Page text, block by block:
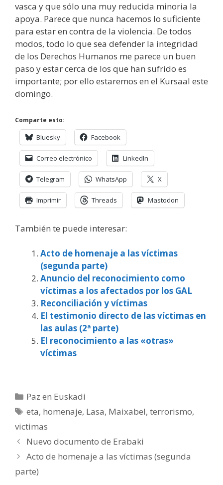
vasca y que sólo una muy reducida minoria la
apoya. Parece que nunca hacemos lo suficiente
para estar en contra de la violencia. De todos
modos, todo lo que sea defender la integridad
de los Derechos Humanos me parece un buen
paso y estar cerca de los que han sufrido es
importante; por ello estaremos en el Kursaal este
domingo.
Comparte esto:
Bluesky Facebook
Correo electrónico LinkedIn
Telegram WhatsApp X
Imprimir Threads Mastodon
También te puede interesar:
Acto de homenaje a las víctimas
(segunda parte)
Anuncio del reconocimiento como
víctimas a los afectados por los GAL
Reconciliación y víctimas
El testimonio directo de las víctimas en
las aulas (2ª parte)
El reconocimiento a las «otras»
víctimas
Categorías
Paz en Euskadi
Etiquetas
eta, homenaje, Lasa, Maixabel,terrorismo,
victimas
Nuevo documento de Erabaki
Acto de homenaje a las víctimas (segunda
parte)